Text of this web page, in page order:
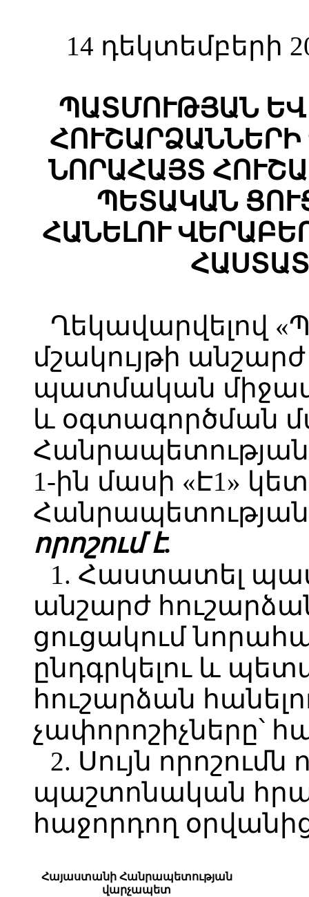
14 դեկտեմբերի
ՊԱՏՄՈՒԹՅԱՆ
ՆՈՐԱՀԱՅՏ
ՊԵՏԱԿԱՆ
ՀԱՆԵԼՈՒ
Ղեկավարվելով
մշակույթի
պատմական
և օգտագործման
Հանրապետության
1-ին մասի «Է1»
Հանրապետության
որոշում է.
1. Հաստատել
անշարժ
ցուցակում
ընդգրկելու և
հուշարձան
չափորոշիչները՝
2. Սույն որոշումն
պաշտոնական
հաջորդող
Հայաստանի Հանրապետության
վարչապետ